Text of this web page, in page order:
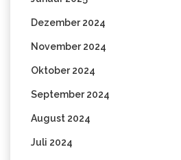
Dezember 2024
November 2024
Oktober 2024
September 2024
August 2024
Juli 2024